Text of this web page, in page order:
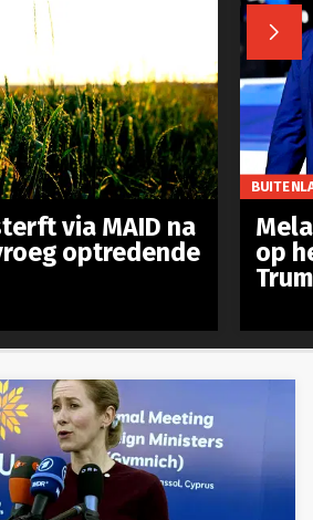

via MAID na
optredende
op